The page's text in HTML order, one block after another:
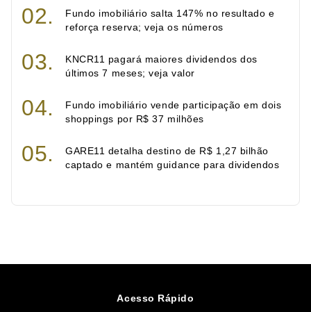
Fundo imobiliário salta 147% no resultado e
reforça reserva; veja os números
KNCR11 pagará maiores dividendos dos
últimos 7 meses; veja valor
Fundo imobiliário vende participação em dois
shoppings por R$ 37 milhões
GARE11 detalha destino de R$ 1,27 bilhão
captado e mantém guidance para dividendos
Acesso Rápido